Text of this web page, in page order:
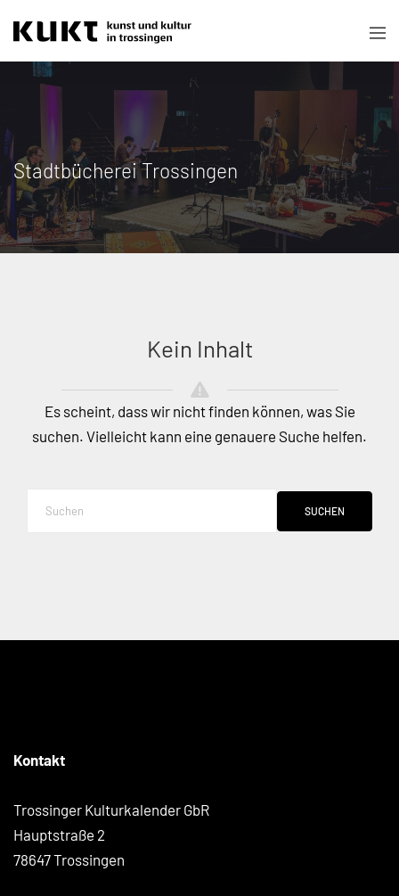
Stadtbücherei Trossingen
Kein Inhalt
Es scheint, dass wir nicht finden können, was Sie
suchen. Vielleicht kann eine genauere Suche helfen.
SUCHEN
Kontakt
Trossinger Kulturkalender GbR
Hauptstraße 2
78647 Trossingen